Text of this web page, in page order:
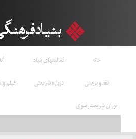
خانه فعالیتهای بنیاد
نقد و بررسی
درباره شریعتی فیلم
پوران شریعت‌رضوی